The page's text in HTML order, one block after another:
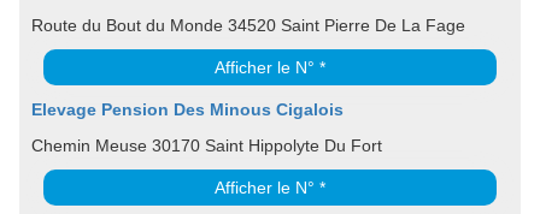
Route du Bout du Monde 34520 Saint Pierre De La Fage
Afficher le N° *
Elevage Pension Des Minous Cigalois
Chemin Meuse 30170 Saint Hippolyte Du Fort
Afficher le N° *